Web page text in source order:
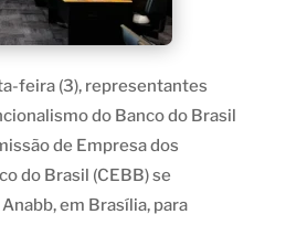
feira (3), representantes
do Banco do Brasil
de Empresa dos
do Brasil (CEBB) se
em Brasília, para